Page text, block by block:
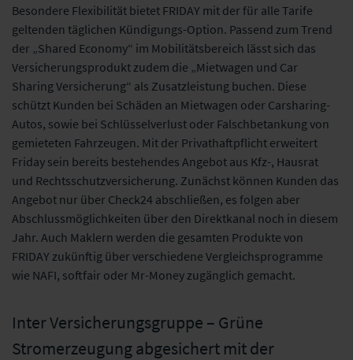
Besondere Flexibilität bietet FRIDAY mit der für alle Tarife
geltenden täglichen Kündigungs-Option. Passend zum Trend
der „Shared Economy“ im Mobilitätsbereich lässt sich das
Versicherungsprodukt zudem die „Mietwagen und Car
Sharing Versicherung“ als Zusatzleistung buchen. Diese
schützt Kunden bei Schäden an Mietwagen oder Carsharing-
Autos, sowie bei Schlüsselverlust oder Falschbetankung von
gemieteten Fahrzeugen. Mit der Privathaftpflicht erweitert
Friday sein bereits bestehendes Angebot aus Kfz-, Hausrat
und Rechtsschutzversicherung. Zunächst können Kunden das
Angebot nur über Check24 abschließen, es folgen aber
Abschlussmöglichkeiten über den Direktkanal noch in diesem
Jahr. Auch Maklern werden die gesamten Produkte von
FRIDAY zukünftig über verschiedene Vergleichsprogramme
wie NAFI, softfair oder Mr-Money zugänglich gemacht.
Inter Versicherungsgruppe – Grüne
Stromerzeugung abgesichert mit der